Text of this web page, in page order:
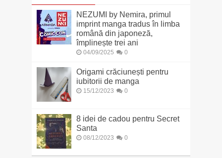
NEZUMI by Nemira, primul
imprint manga tradus în limba
română din japoneză,
împlinește trei ani
04/09/2025 0
Origami crăciunești pentru
iubitorii de manga
15/12/2023 0
8 idei de cadou pentru Secret
Santa
08/12/2023 0